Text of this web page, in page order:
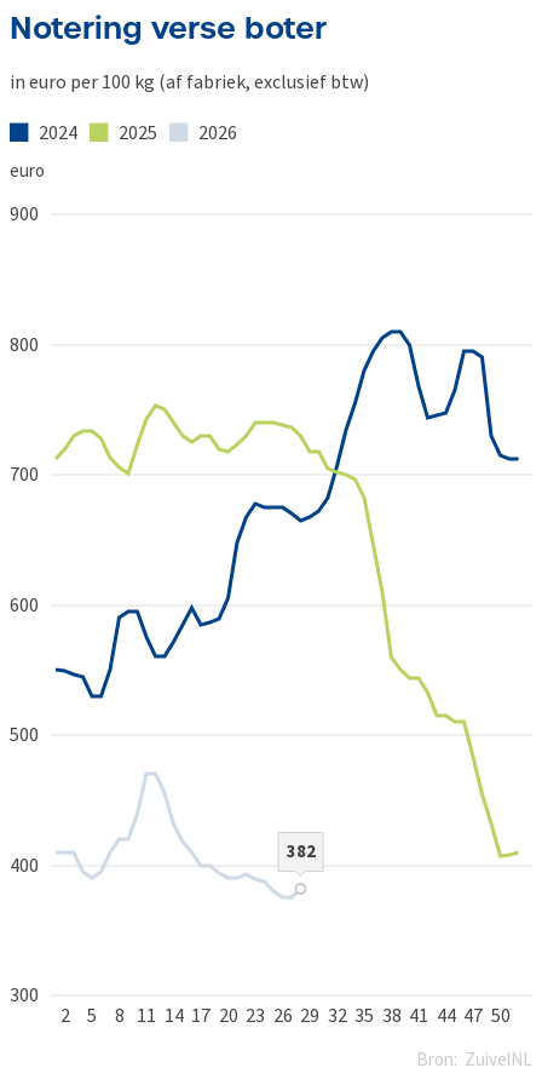
Notering verse boter
in euro per 100 kg (af fabriek, exclusief btw)
euro
2024 2025 2026
50
47
44
41
38
35
32
29
26
23
20
17
14
11
8
5
2
300
400
500
600
700
800
900
Bron: ZuivelNL
382